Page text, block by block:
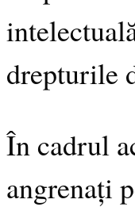
drepturile
În cadrul
angrenați